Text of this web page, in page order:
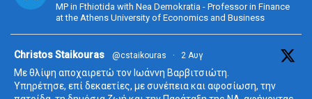
MP in Fthiotida with Nea Demokratia - Professor in Finance
at the Athens University of Economics and Business
Christos Staikouras @cstaikouras · 2 Αυγ
Με θλίψη αποχαιρετώ τον Ιωάννη Βαρβιτσιώτη.
Υπηρέτησε, επί δεκαετίες, με συνέπεια και αφοσίωση, την